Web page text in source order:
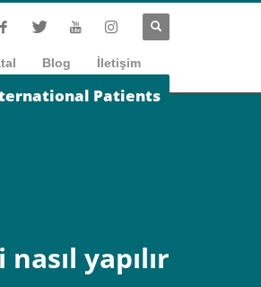
Blog İletişim
Patients
yapılır